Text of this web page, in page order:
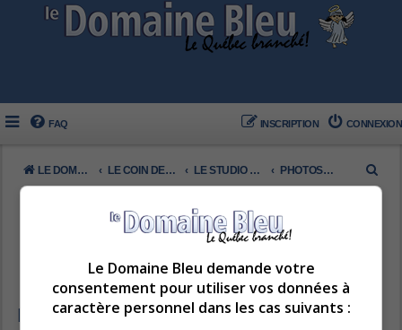
FAQ CONNEXION
INSCRIPTION
LE DOMAINE BLEU LE COIN DES MEMBRES LE STUDIO DE PHOTOS PHOTOS DU JOUR
e
PHOTOS DU JOUR
Le Domaine Bleu demande votre
consentement pour utiliser vos données à
caractère personnel dans les cas suivants :